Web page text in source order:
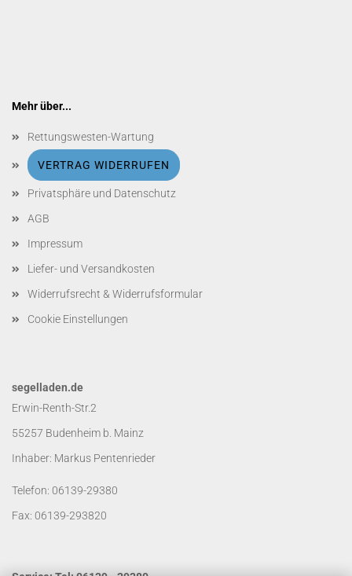
Mehr über...
Rettungswesten-Wartung
VERTRAG WIDERRUFEN
Privatsphäre und Datenschutz
AGB
Impressum
Liefer- und Versandkosten
Widerrufsrecht & Widerrufsformular
Cookie Einstellungen
segelladen.de
Erwin-Renth-Str.2
55257 Budenheim b. Mainz
Inhaber: Markus Pentenrieder
Telefon: 06139-29380
Fax: 06139-293820